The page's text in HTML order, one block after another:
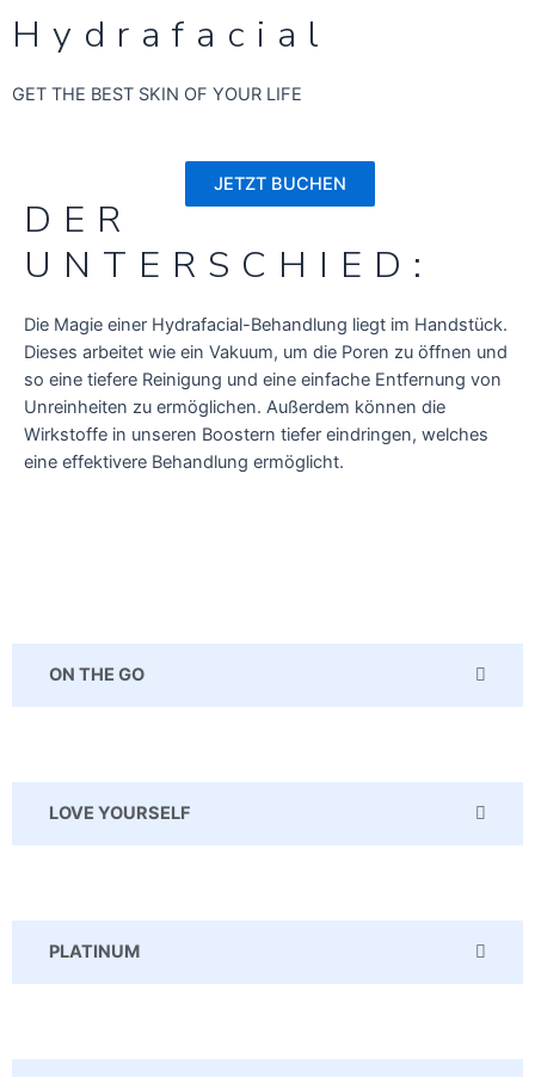
Hydrafacial
GET THE BEST SKIN OF YOUR LIFE
JETZT BUCHEN
DER
UNTERSCHIED:
Die Magie einer Hydrafacial-Behandlung liegt im Handstück.
Dieses arbeitet wie ein Vakuum, um die Poren zu öffnen und
so eine tiefere Reinigung und eine einfache Entfernung von
Unreinheiten zu ermöglichen. Außerdem können die
Wirkstoffe in unseren Boostern tiefer eindringen, welches
eine effektivere Behandlung ermöglicht.
ON THE GO
LOVE YOURSELF
PLATINUM